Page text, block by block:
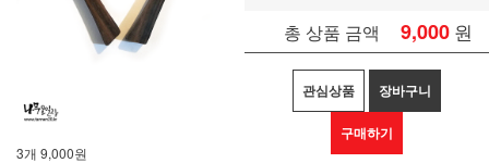
3개 9,000원
총 상품 금액 9,000 원
관심상품 장바구니
구매하기